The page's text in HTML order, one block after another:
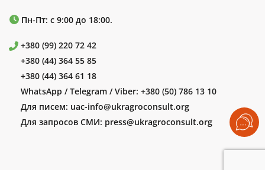
Пн-Пт: с 9:00 до 18:00.
+380 (99) 220 72 42
+380 (44) 364 55 85
+380 (44) 364 61 18
WhatsApp / Telegram / Viber: +380 (50) 786 13 10
Для писем: uac-info@ukragroconsult.org
Для запросов СМИ: press@ukragroconsult.org